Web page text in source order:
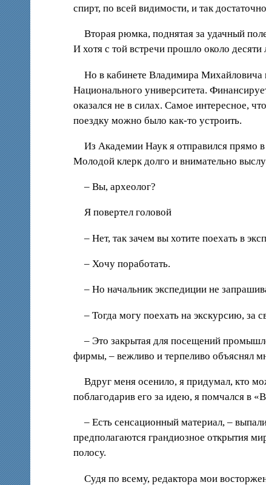
спирт, по всей видимости, и так
Вторая рюмка, поднятая за удачный
И хотя с той встречи прошло около
Но в кабинете Владимира Михайловича
Национального университета.
оказался не в силах. Самое интересное,
поездку можно было как-то устроить.
Из Академии Наук я отправился прямо
Молодой клерк долго и внимательно
– Вы, археолог?
Я повертел головой
– Нет, так зачем вы хотите поехать в
– Хочу поработать.
– Но начальник экспедиции не
– Тогда могу поехать на экскурсию, за
– Это закрытая для посещений
фирмы, – вежливо и терпеливо объяснял
Вдруг меня осенило, я придумал, кто
поблагодарив его за идею, я помчался в
– Есть сенсационный материал, –
предполагаются грандиозное открытия
полосу.
Судя по всему, редактора мои